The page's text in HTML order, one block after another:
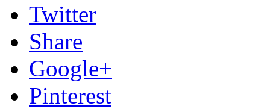
Twitter
Share
Google+
Pinterest